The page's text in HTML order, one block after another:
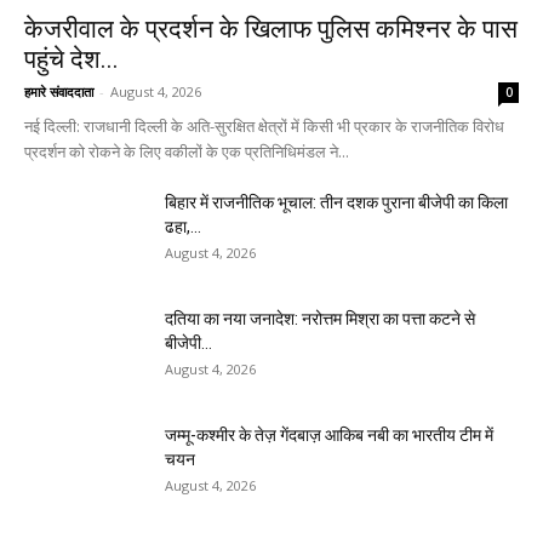
केजरीवाल के प्रदर्शन के खिलाफ पुलिस कमिश्नर के पास
पहुंचे देश...
हमारे संवाददाता - August 4, 2026 0
नई दिल्ली: राजधानी दिल्ली के अति-सुरक्षित क्षेत्रों में किसी भी प्रकार के राजनीतिक विरोध
प्रदर्शन को रोकने के लिए वकीलों के एक प्रतिनिधिमंडल ने...
बिहार में राजनीतिक भूचाल: तीन दशक पुराना बीजेपी का किला
ढहा,...
August 4, 2026
दतिया का नया जनादेश: नरोत्तम मिश्रा का पत्ता कटने से
बीजेपी...
August 4, 2026
जम्मू-कश्मीर के तेज़ गेंदबाज़ आकिब नबी का भारतीय टीम में
चयन
August 4, 2026